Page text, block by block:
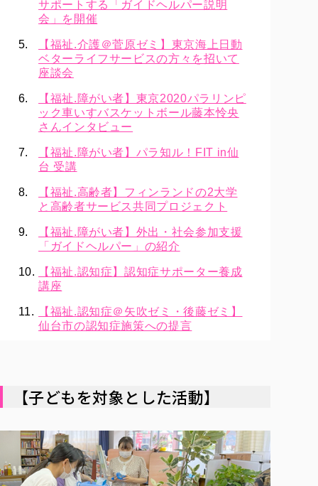
サポートする「ガイドヘルパー説明
会」を開催
【福祉.介護＠菅原ゼミ】東京海上日動
ベターライフサービスの方々を招いて
座談会
【福祉.障がい者】東京2020パラリンピ
ック車いすバスケットボール藤本怜央
さんインタビュー
【福祉.障がい者】パラ知ル！FIT in仙
台 受講
【福祉.高齢者】フィンランドの2大学
と高齢者サービス共同プロジェクト
【福祉.障がい者】外出・社会参加支援
「ガイドヘルパー」の紹介
【福祉.認知症】認知症サポーター養成
講座
【福祉.認知症＠矢吹ゼミ・後藤ゼミ】
仙台市の認知症施策への提言
【子どもを対象とした活動】